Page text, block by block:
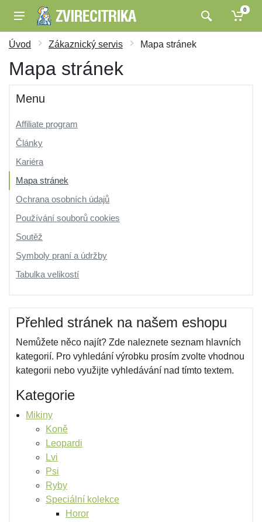
0
Úvod Zákaznický servis Mapa stránek
Mapa stránek
Menu
Affiliate program
Články
Kariéra
Mapa stránek
Ochrana osobních údajů
Používání souborů cookies
Soutěž
Symboly praní a údržby
Tabulka velikostí
Přehled stránek na našem eshopu
Nemůžete něco najít? Zde naleznete seznam hlavních
kategorií. Pro vyhledání výrobku prosím zvolte vhodnou
kategorii nebo využijte vyhledávání nad tímto textem.
Kategorie
Mikiny
Koně
Leopardi
Lvi
Psi
Ryby
Speciální kolekce
Horor